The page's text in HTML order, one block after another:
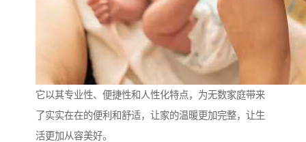
它以其专业性、便捷性和人性化特点，为无数家庭带来
了实实在在的便利和舒适，让家的温暖更加完整，让生
活更加从容美好。